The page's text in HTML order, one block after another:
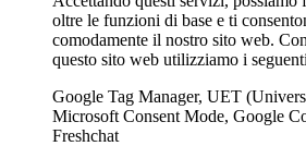
oltre le funzioni di base e ti
comodamente il nostro sito web.
questo sito web utilizziamo i
Google Tag Manager, UET
Microsoft Consent Mode, Google
Freshchat